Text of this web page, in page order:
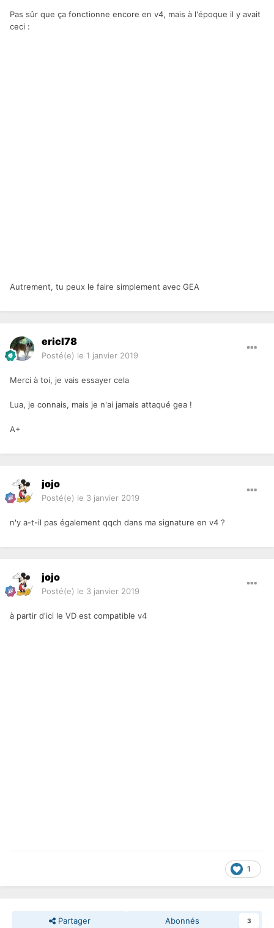
Pas sûr que ça fonctionne encore en v4, mais à l'époque il y avait
ceci :
Autrement, tu peux le faire simplement avec GEA
ericl78
Posté(e) le 1 janvier 2019
Merci à toi, je vais essayer cela
Lua, je connais, mais je n'ai jamais attaqué gea !
A+
jojo
Posté(e) le 3 janvier 2019
n'y a-t-il pas également qqch dans ma signature en v4 ?
jojo
Posté(e) le 3 janvier 2019
à partir d'ici le VD est compatible v4
1
Partager Abonnés 3